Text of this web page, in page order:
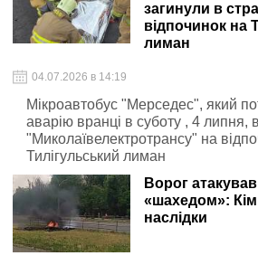
загинули в
відпочинок на
лиман
04.07.2026 в 14:19
Мікроавтобус "Мерседес", який
аварію вранці в суботу , 4 липня,
"Миколаївелектротрансу" на
Тилігульський лиман
Ворог
«шахедом»:
наслідки